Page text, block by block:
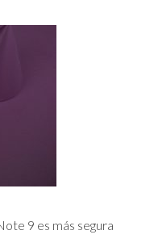
9 es más segura